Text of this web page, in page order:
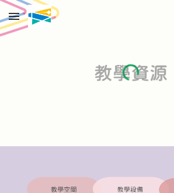
Skip to main content